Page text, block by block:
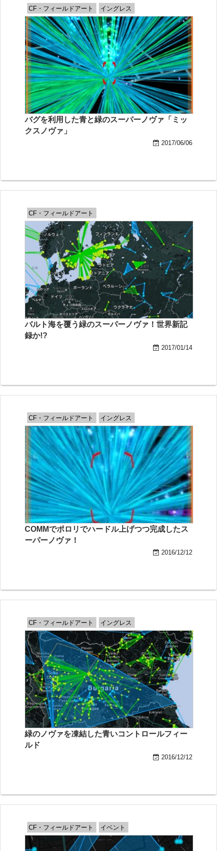
CF・フィールドアート イングレス
バグを利用した青と緑のスーパーノヴァ「ミッ
クスノヴァ」
2017/06/06
CF・フィールドアート
バルト海を覆う緑のスーパーノヴァ！世界新記
録か!?
2017/01/14
CF・フィールドアート イングレス
COMMでポロリでハードル上げつつ完成したス
ーパーノヴァ！
2016/12/12
CF・フィールドアート イングレス
緑のノヴァを凍結した青いコントロールフィー
ルド
2016/12/12
CF・フィールドアート イベント